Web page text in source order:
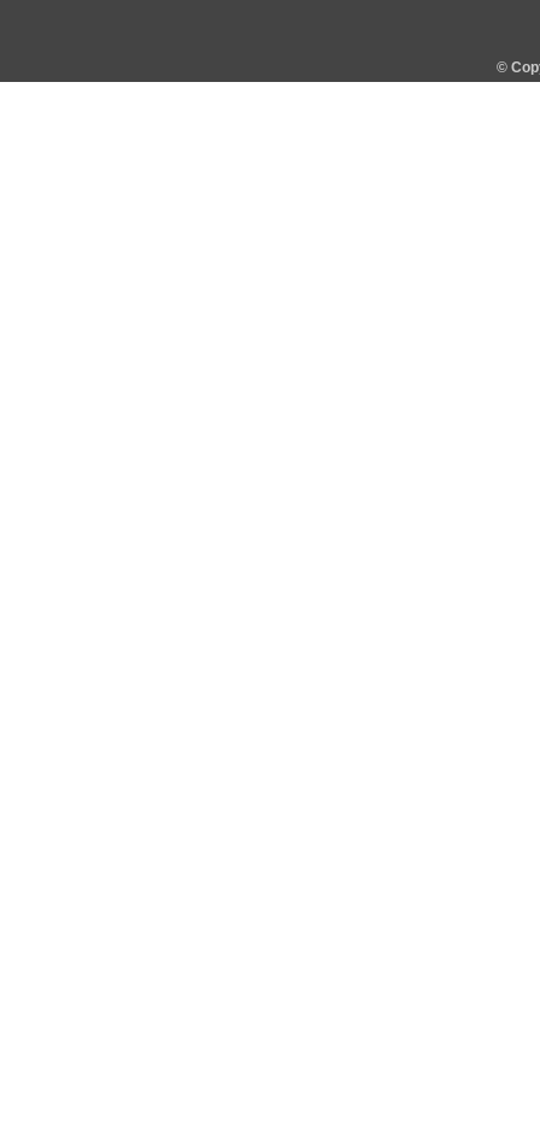
©